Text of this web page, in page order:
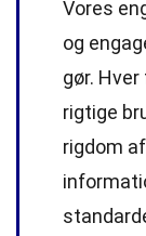
Vores
og
gør.
rigtige
rigdom